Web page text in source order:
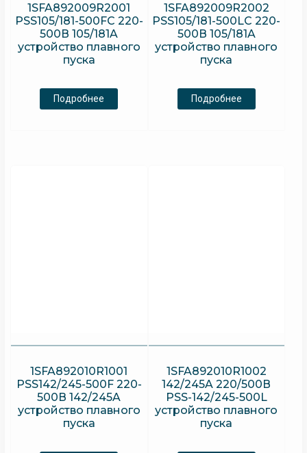
1SFA892009R2001
PSS105/181-500FC 220-
500В 105/181A
устройство плавного
пуска
Подробнее
1SFA892009R2002
PSS105/181-500LC 220-
500В 105/181A
устройство плавного
пуска
Подробнее
1SFA892010R1001
PSS142/245-500F 220-
500В 142/245A
устройство плавного
пуска
1SFA892010R1002
142/245A 220/500В
PSS-142/245-500L
устройство плавного
пуска